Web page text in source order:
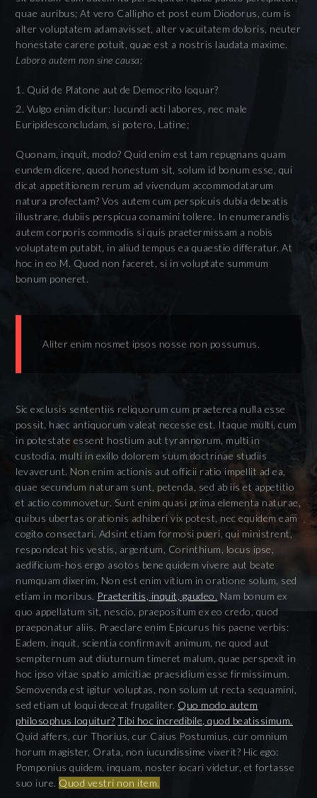
quae auribus; At vero Callipho et post eum Diodorus, cum is
alter voluptatem adamavisset, alter vacuitatem doloris, neuter
honestate carere potuit, quae est a nostris laudata maxime.
Laboro autem non sine causa;
Quid de Platone aut de Democrito loquar?
Vulgo enim dicitur: Iucundi acti labores, nec male
Euripidesconcludam, si potero, Latine;
Quonam, inquit, modo? Quid enim est tam repugnans quam
eundem dicere, quod honestum sit, solum id bonum esse, qui
dicat appetitionem rerum ad vivendum accommodatarum
natura profectam? Vos autem cum perspicuis dubia debeatis
illustrare, dubiis perspicua conamini tollere. In enumerandis
autem corporis commodis si quis praetermissam a nobis
voluptatem putabit, in aliud tempus ea quaestio differatur. At
hoc in eo M. Quod non faceret, si in voluptate summum
bonum poneret.
Aliter enim nosmet ipsos nosse non possumus.
Sic exclusis sententiis reliquorum cum praeterea nulla esse
possit, haec antiquorum valeat necesse est. Itaque multi, cum
in potestate essent hostium aut tyrannorum, multi in
custodia, multi in exillo dolorem suum doctrinae studiis
levaverunt. Non enim actionis aut officii ratio impellit ad ea,
quae secundum naturam sunt, petenda, sed ab iis et appetitio
et actio commovetur. Sunt enim quasi prima elementa naturae,
quibus ubertas orationis adhiberi vix potest, nec equidem eam
cogito consectari. Adsint etiam formosi pueri, qui ministrent,
respondeat his vestis, argentum, Corinthium, locus ipse,
aedificium-hos ergo asotos bene quidem vivere aut beate
numquam dixerim. Non est enim vitium in oratione solum, sed
etiam in moribus. Praeteritis, inquit, gaudeo. Nam bonum ex
quo appellatum sit, nescio, praepositum ex eo credo, quod
praeponatur aliis. Praeclare enim Epicurus his paene verbis:
Eadem, inquit, scientia confirmavit animum, ne quod aut
sempiternum aut diuturnum timeret malum, quae perspexit in
hoc ipso vitae spatio amicitiae praesidium esse firmissimum.
Semovenda est igitur voluptas, non solum ut recta sequamini,
sed etiam ut loqui deceat frugaliter. Quo modo autem
philosophus loquitur? Tibi hoc incredibile, quod beatissimum.
Quid affers, cur Thorius, cur Caius Postumius, cur omnium
horum magister, Orata, non iucundissime vixerit? Hic ego:
Pomponius quidem, inquam, noster iocari videtur, et fortasse
suo iure. Quod vestri non item.